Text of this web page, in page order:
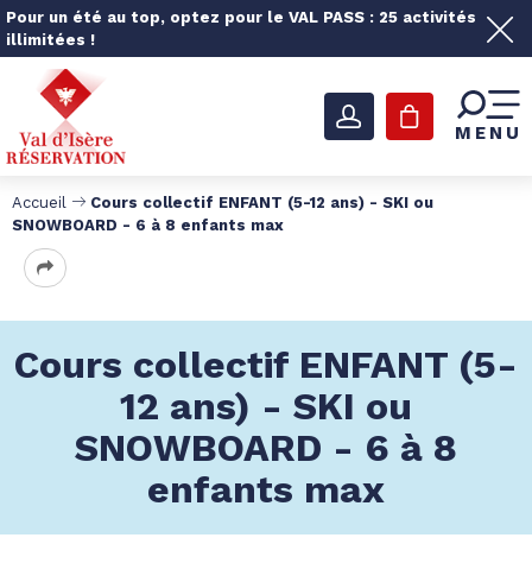
Pour un été au top, optez pour le VAL PASS : 25 activités
illimitées !
MENU
Accueil
Cours collectif ENFANT (5-12 ans) - SKI ou
SNOWBOARD - 6 à 8 enfants max
Cours collectif ENFANT (5-
12 ans) - SKI ou
SNOWBOARD - 6 à 8
enfants max